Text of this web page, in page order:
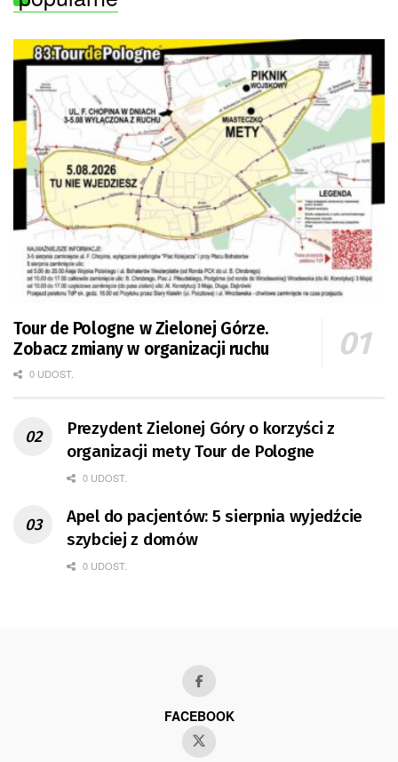
Tour de Pologne w Zielonej Górze.
Zobacz zmiany w organizacji ruchu
0 UDOST.
Prezydent Zielonej Góry o korzyści z
organizacji mety Tour de Pologne
0 UDOST.
Apel do pacjentów: 5 sierpnia wyjedźcie
szybciej z domów
0 UDOST.
FACEBOOK